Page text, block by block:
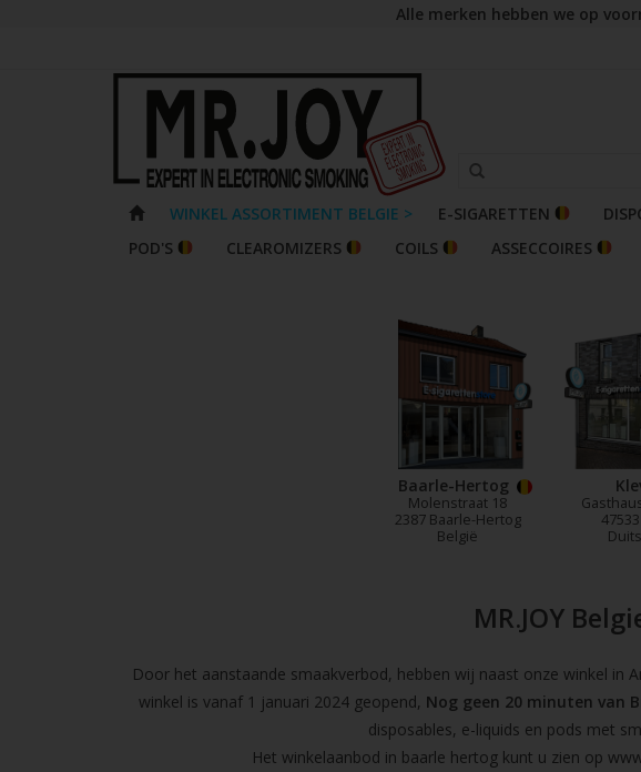
Alle merken hebben we op
WINKEL ASSORTIMENT BELGIE > E-SIGARETTEN
POD'S
CLEAROMIZERS COILS ASSECCOIRES
Baarle-Hertog
Molenstraat 18
2387 Baarle-Hertog
België
MR.JOY
Door het aanstaande smaakverbod, hebben wij naast onze winkel in
winkel is vanaf 1 januari 2024 geopend, Nog geen 20 minuten van
disposables, e-liquids en pods met
Het winkelaanbod in baarle hertog kunt u zien op